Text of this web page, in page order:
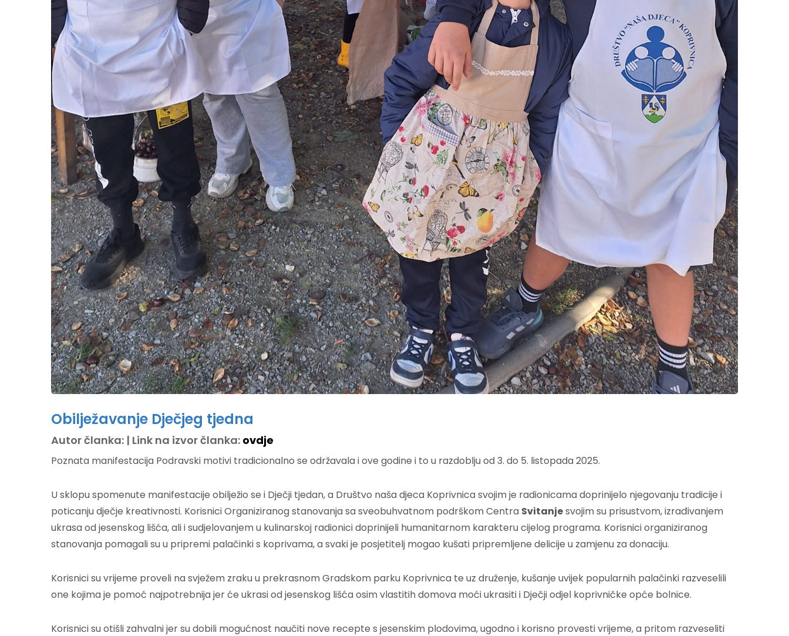
Obilježavanje Dječjeg tjedna
Autor članka: | Link na izvor članka: ovdje
Poznata manifestacija Podravski motivi tradicionalno se održavala i ove godine i to u razdoblju od 3. do 5. listopada 2025.
U sklopu spomenute manifestacije obilježio se i Dječji tjedan, a Društvo naša djeca Koprivnica svojim je radionicama doprinijelo njegovanju tradicije i
poticanju dječje kreativnosti. Korisnici Organiziranog stanovanja sa sveobuhvatnom podrškom Centra Svitanjesvojim su prisustvom, izrađivanjem
ukrasa od jesenskog lišća, ali i sudjelovanjem u kulinarskoj radionici doprinijeli humanitarnom karakteru cijelog programa. Korisnici organiziranog
stanovanja pomagali su u pripremi palačinki s koprivama, a svaki je posjetitelj mogao kušati pripremljene delicije u zamjenu za donaciju.
Korisnici su vrijeme proveli na svježem zraku u prekrasnom Gradskom parku Koprivnica te uz druženje, kušanje uvijek popularnih palačinki razveselili
one kojima je pomoć najpotrebnija jer će ukrasi od jesenskog lišća osim vlastitih domova moći ukrasiti i Dječji odjel koprivničke opće bolnice.
Korisnici su otišli zahvalni jer su dobili mogućnost naučiti nove recepte s jesenskim plodovima, ugodno i korisno provesti vrijeme, a pritom razveseliti